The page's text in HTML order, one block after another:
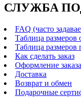
СЛУЖБА
FAQ (часто
Таблица размеров
Таблица размеров
Как сделать заказ
Оформление заказа
Доставка
Возврат и обмен
Подарочные